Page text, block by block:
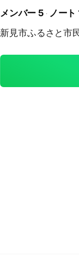
メンバー 5
ノート
新見市ふるさと市